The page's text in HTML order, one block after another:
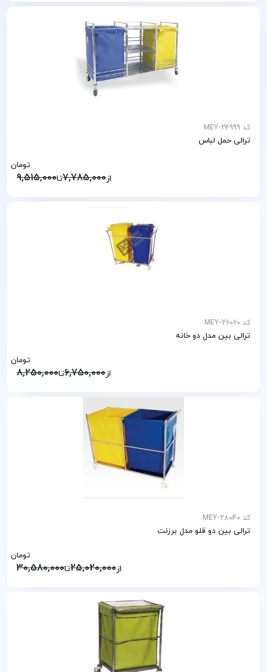
کد MEY-24999
ترالی حمل لباس
از7,785,000تا9,515,000
تومان
کد MEY-26060
ترالی بین مدل دو خانه
از6,750,000تا8,250,000
تومان
کد MEY-28040
ترالی بین دو قلو مدل برزنت
از25,020,000تا30,580,000
تومان